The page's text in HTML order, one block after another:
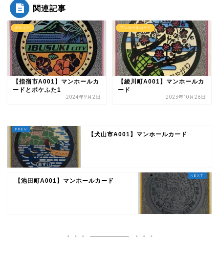
関連記事
ポケふた
【指宿市A001】マンホールカ
ードとポケふた1
2024年9月2日
マンホールカード
【綾川町A001】マンホールカ
ード
2023年10月26日
【犬山市A001】マンホールカード
【池田町A001】マンホールカード